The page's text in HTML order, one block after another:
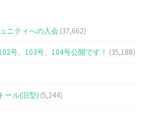
ニティへの入会 (37,662)
号、103号、104号公開です！ (35,188)
ール(旧型) (5,244)